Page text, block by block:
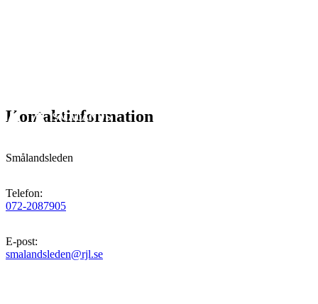
Kontaktinformation
Smålandsleden
Telefon:
072-2087905
E-post:
smalandsleden@rjl.se